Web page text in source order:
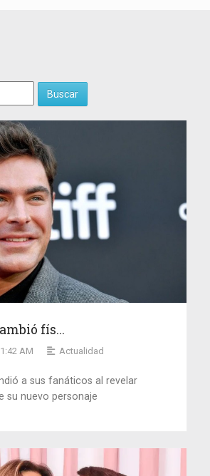
Buscar
fís...
AM Actualidad
a sus fanáticos al revelar
su nuevo personaje